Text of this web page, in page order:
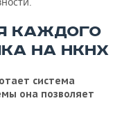
КАЖДОГО
НА НКНХ
система
она позволяет